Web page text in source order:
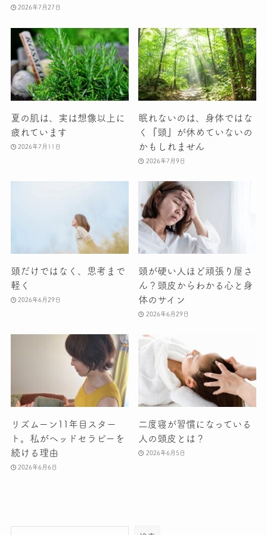
2026年7月27日
夏の肌は、実は想像以上に
疲れています
2026年7月11日
眠れないのは、身体ではな
く『頭』が休めていないの
かもしれません
2026年7月9日
頭だけではなく、思考まで
軽く
2026年6月29日
頭が硬い人ほど頑張り屋さ
ん？頭皮からわかる心と身
体のサイン
2026年6月29日
リズムーン11年目スター
ト。私がヘッドセラピーを
続ける理由
2026年6月6日
二度寝が習慣になっている
人の頭皮とは？
2026年6月5日